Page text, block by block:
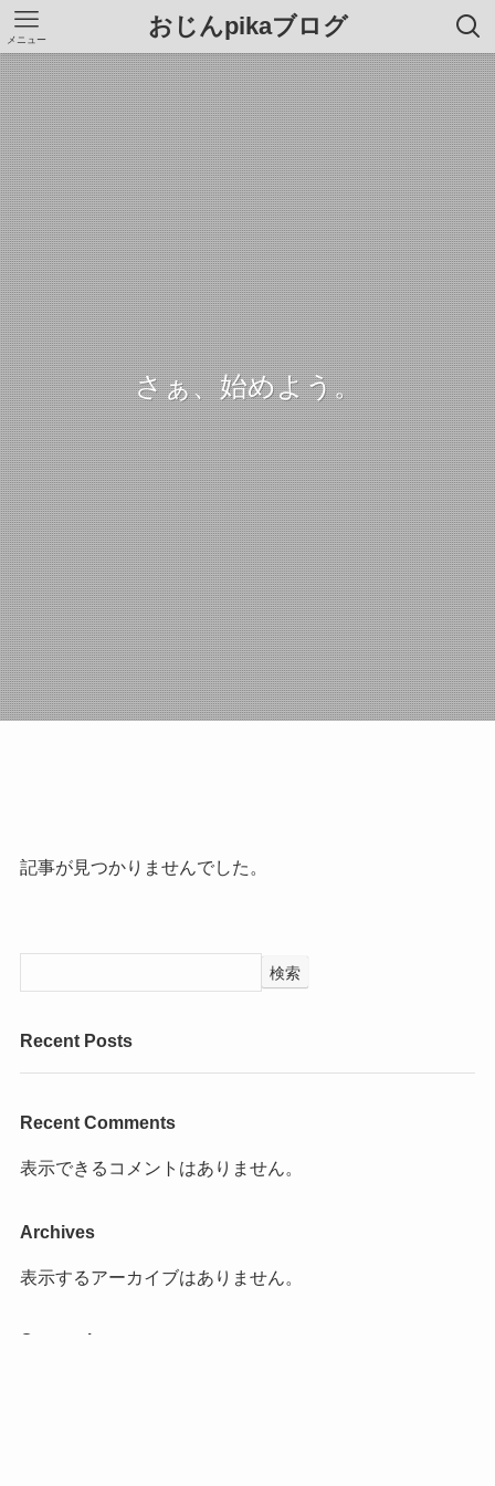
おじんpikaブログ
メニュー
さぁ、始めよう。
記事が見つかりませんでした。
検索
Recent Posts
Recent Comments
表示できるコメントはありません。
Archives
表示するアーカイブはありません。
Categories